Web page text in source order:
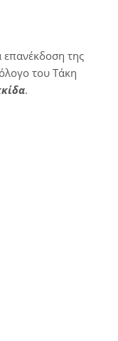
επανέκδοση της
του Τάκη
.